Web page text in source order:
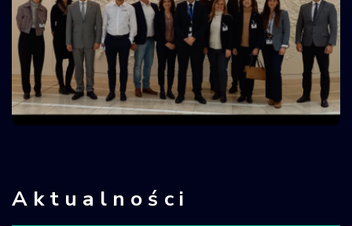
Aktualności